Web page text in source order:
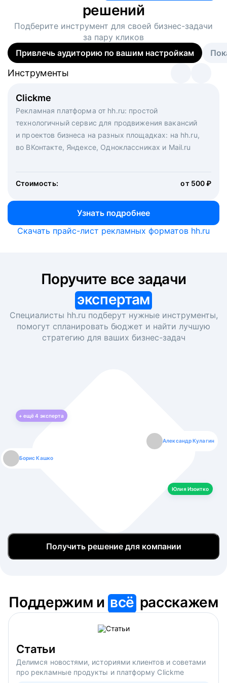
решений
Подберите инструмент для своей бизнес-задачи
за пару кликов
Привлечь аудиторию по вашим настройкам
Clickme
Рекламная платформа от hh.ru: простой
технологичный сервис для продвижения вакансий
и проектов бизнеса на разных площадках: на hh.ru,
во ВКонтакте, Яндексе, Одноклассниках и Mail.ru
Стоимость: от 500 ₽
Узнать подробнее
Инструменты
Вакансия дня
Рекламный формат для вакансий на главной странице
hh.ru. Увеличивает количество откликов
Инструменты
Массовый подбор под ключ. Решите, сколько
кандидатов и когда вам нужно, и за дело возьмутся
маркетологи, рекрутеры и проектные менеджеры
hh.ru с целым набором digital-инструментов
Инструменты
Скачать прайс-лист рекламных форматов hh.ru
экспертам
Специалисты hh.ru подберут нужные инструменты,
помогут спланировать бюджет и найти лучшую
стратегию для ваших бизнес-задач
+ ещё4 эксперта
Борис Кашко
Александр Кулагин
Юлия Изоитко
Юлия Изоитко
Даниил Макаров
Александр Кулагин
Екатерина Лазаренко
Даниил Макаров
Борис Кашко
Екатерина Лазаренко
Юлия Изоитко
Получить решение для компании
Поддержим ивсё расскажем
Статьи
Делимся новостями, историями клиентов и советами
про рекламные продукты и платформу Clickme